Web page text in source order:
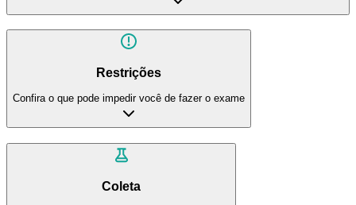
Restrições
Confira o que pode impedir você de fazer o exame
Coleta